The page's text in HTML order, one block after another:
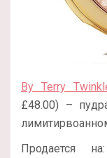
By Terry
£48.00) –
Продается